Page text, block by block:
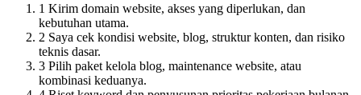
1 Kirim domain website, akses yang diperlukan, dan
kebutuhan utama.
2 Saya cek kondisi website, blog, struktur konten, dan risiko
teknis dasar.
3 Pilih paket kelola blog, maintenance website, atau
kombinasi keduanya.